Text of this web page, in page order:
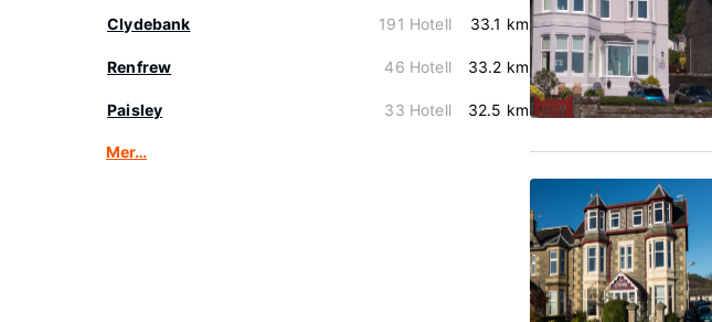
Clydebank 191 Hotell 33.1 km
Renfrew 46 Hotell 33.2 km
Paisley 33 Hotell 32.5 km
Mer…